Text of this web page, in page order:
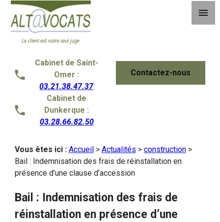
menu
Cabinet de Saint-
Omer :
03.21.38.47.37
Cabinet de
Dunkerque :
03.28.66.82.50
Contactez-nous
Vous êtes ici : Accueil> Actualités > construction>
Bail : Indemnisation des frais de réinstallation en
présence d’une clause d’accession
Bail : Indemnisation des frais de
réinstallation en présence d’une
Panneau de gestion des cookies